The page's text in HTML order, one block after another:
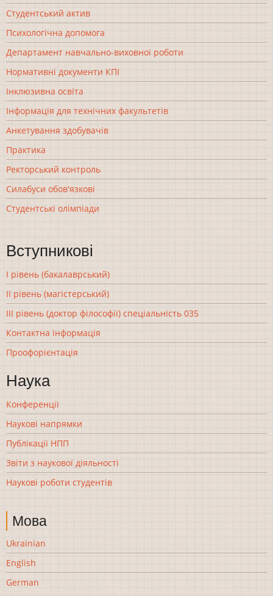
Студентський актив
Психологічна допомога
Департамент навчально-виховної роботи
Нормативні документи КПІ
Інклюзивна освіта
Інформація для технічних факультетів
Анкетування здобувачів
Практика
Ректорський контроль
Силабуси обов'язкові
Студентські олімпіади
Вступникові
І рівень (бакалаврський)
ІІ рівень (магістерський)
ІІІ рівень (доктор філософії) спеціальність 035
Контактна інформація
Проофорієнтація
Наука
Конференції
Наукові напрямки
Публікації НПП
Звіти з наукової діяльності
Наукові роботи студентів
Мова
Ukrainian
English
German